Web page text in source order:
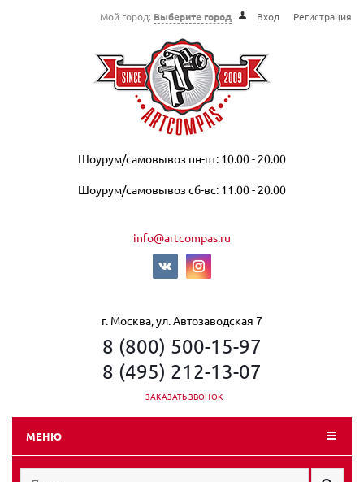
Мой город: Выберите город Вход Регистрация
Шоурум/самовывоз пн-пт: 10.00 - 20.00
Шоурум/самовывоз сб-вс: 11.00 - 20.00
info@artcompas.ru
г. Москва, ул. Автозаводская 7
8 (800) 500-15-97
8 (495) 212-13-07
ЗАКАЗАТЬ ЗВОНОК
МЕНЮ